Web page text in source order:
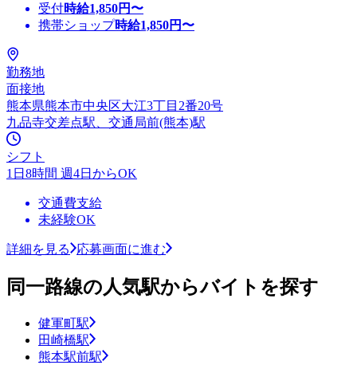
受付時給1,850円〜
携帯ショップ時給1,850円〜
勤務地
面接地
熊本県熊本市中央区大江3丁目2番20号
九品寺交差点駅、交通局前(熊本)駅
シフト
1日8時間 週4日からOK
交通費支給
未経験OK
詳細を見る 応募画面に進む
同一路線の人気駅からバイトを探す
健軍町駅
田崎橋駅
熊本駅前駅